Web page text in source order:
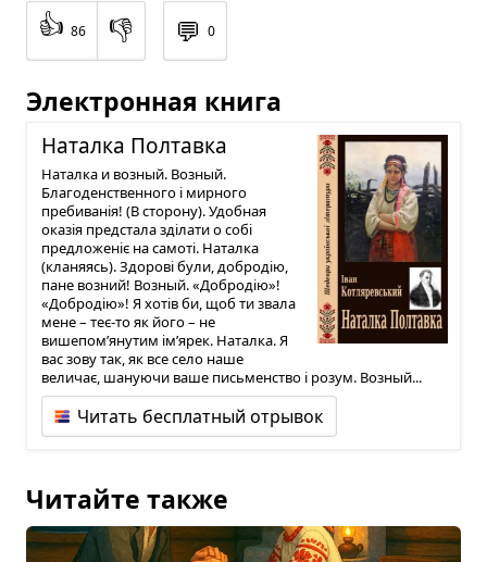
👍 86 👎 💬 0
Электронная книга
Наталка Пол­тавка
Наталка и возный. Возный.
Благоденственного і мирного
пребиванія! (В сторону). Удобная
оказія предстала зділати о собі
предложеніє на самоті. Наталка
(кланяясь). Здорові були, добродію,
пане возний! Возный. «Добродію»!
«Добродію»! Я хотів би, щоб ти звала
мене – теє-то як його – не
вишепом’янутим ім’ярек. Наталка. Я
вас зову так, як все село наше
величає, шануючи ваше письменство і розум. Возный...
Читать бесплатный отрывок
Читайте также